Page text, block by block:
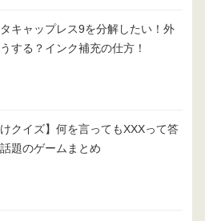
キャップレス9を分解したい！外
する？インク補充の仕方！
けクイズ】何を言ってもXXXって答
題のゲームまとめ